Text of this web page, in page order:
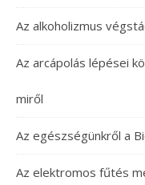
Az alkoholizmus
Az arcápolás lépései
miről
Az egészségünkről a
Az elektromos fűtés